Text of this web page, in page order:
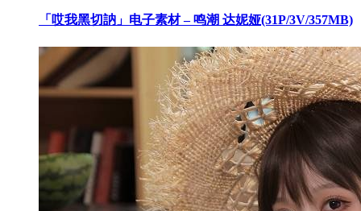
「哎我黑切訥」电子素材 – 鸣潮 达妮娅(31P/3V/357MB)